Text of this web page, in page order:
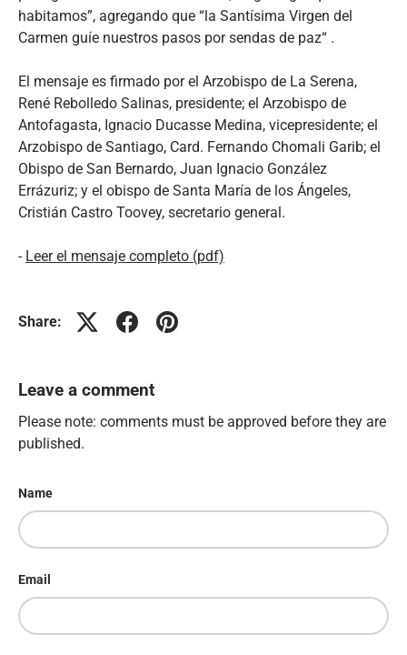
habitamos”, agregando que “la Santísima Virgen del
Carmen guíe nuestros pasos por sendas de paz“ .
El mensaje es firmado por el Arzobispo de La Serena,
René Rebolledo Salinas, presidente; el Arzobispo de
Antofagasta, Ignacio Ducasse Medina, vicepresidente; el
Arzobispo de Santiago, Card. Fernando Chomali Garib; el
Obispo de San Bernardo, Juan Ignacio González
Errázuriz; y el obispo de Santa María de los Ángeles,
Cristián Castro Toovey, secretario general.
- Leer el mensaje completo (pdf)
Share:
Leave a comment
Please note: comments must be approved before they are
published.
Name
Email